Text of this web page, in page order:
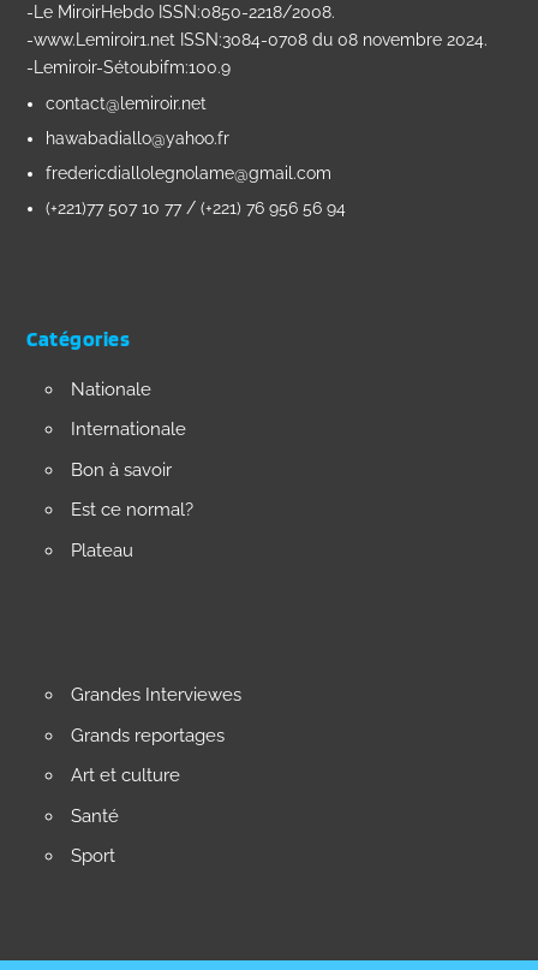
-Le MiroirHebdo ISSN:0850-2218/2008.
-www.Lemiroir1.net ISSN:3084-0708 du 08 novembre 2024.
-Lemiroir-Sétoubifm:100.9
contact@lemiroir.net
hawabadiallo@yahoo.fr
fredericdiallolegnolame@gmail.com
(+221)77 507 10 77 / (+221) 76 956 56 94
Catégories
Nationale
Internationale
Bon à savoir
Est ce normal?
Plateau
Grandes Interviewes
Grands reportages
Art et culture
Santé
Sport